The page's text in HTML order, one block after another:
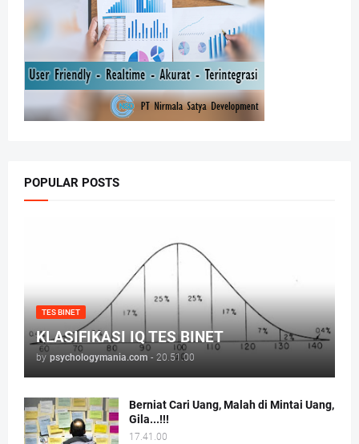
POPULAR POSTS
TES BINET
KLASIFIKASI IQ TES BINET
by psychologymania.com - 20.51.00
Berniat Cari Uang, Malah di Mintai Uang,
Gila...!!!
17.41.00